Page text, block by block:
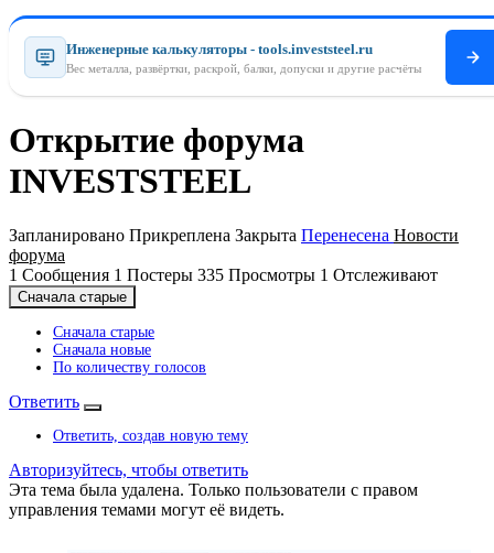
Инженерные калькуляторы - tools.investsteel.ru
Вес металла, развёртки, раскрой, балки, допуски и другие расчёты
Открытие форума
INVESTSTEEL
Запланировано Прикреплена Закрыта Перенесена Новости
форума
1 Сообщения 1 Постеры 335 Просмотры 1 Отслеживают
Сначала старые
Сначала старые
Сначала новые
По количеству голосов
Ответить
Ответить, создав новую тему
Авторизуйтесь, чтобы ответить
Эта тема была удалена. Только пользователи с правом
управления темами могут её видеть.